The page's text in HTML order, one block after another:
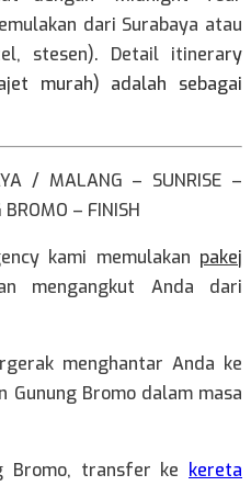
dari Surabaya atau
stesen). Detail itinerary
murah) adalah sebagai
/ MALANG – SUNRISE –
– FINISH
kami memulakan pakej
mengangkut Anda dari
menghantar Anda ke
Bromo dalam masa
Bromo, transfer ke kereta